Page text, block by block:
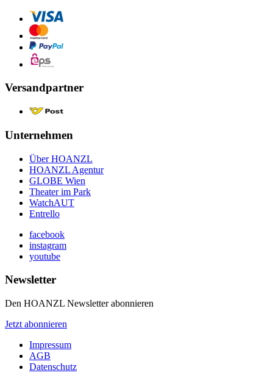
Versandpartner
Unternehmen
Über HOANZL
HOANZL Agentur
GLOBE Wien
Theater im Park
WatchAUT
Entrello
facebook
instagram
youtube
Newsletter
Den HOANZL Newsletter abonnieren
Jetzt abonnieren
Impressum
AGB
Datenschutz